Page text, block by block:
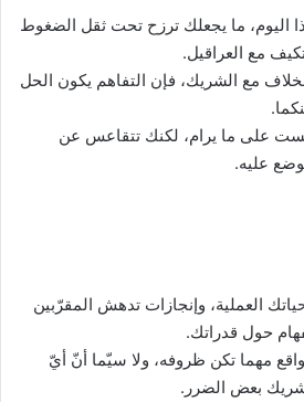
اليوم، ما يجعلك ترزح تحت ثقل الضغوط
مع العراقيل.
مع الشريك، فإن التفاهم يكون الحل
على ما يرام، لكنك تتقاعس عن
عليه.
العملية، وإنجازات تدهش المقرّبين
حول قدراتك.
مهما تكن ظروفه، ولا سيّما أنّ أيّ
بعض الضرر.